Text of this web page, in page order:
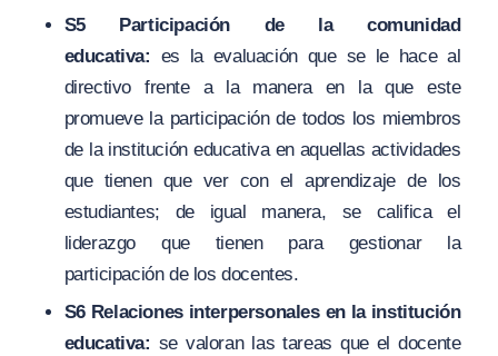
S5 Participación de la comunidad
educativa: es la evaluación que se le hace al
directivo frente a la manera en la que este
promueve la participación de todos los miembros
de la institución educativa en aquellas actividades
que tienen que ver con el aprendizaje de los
estudiantes; de igual manera, se califica el
liderazgo que tienen para gestionar la
participación de los docentes.
S6 Relaciones interpersonales en la institución
educativa: se valoran las tareas que el docente